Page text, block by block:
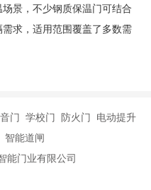
景，不少钢质保温门可结合
求，适用范围覆盖了多数需
门 学校门 防火门 电动提升
智能道闸
能门业有限公司